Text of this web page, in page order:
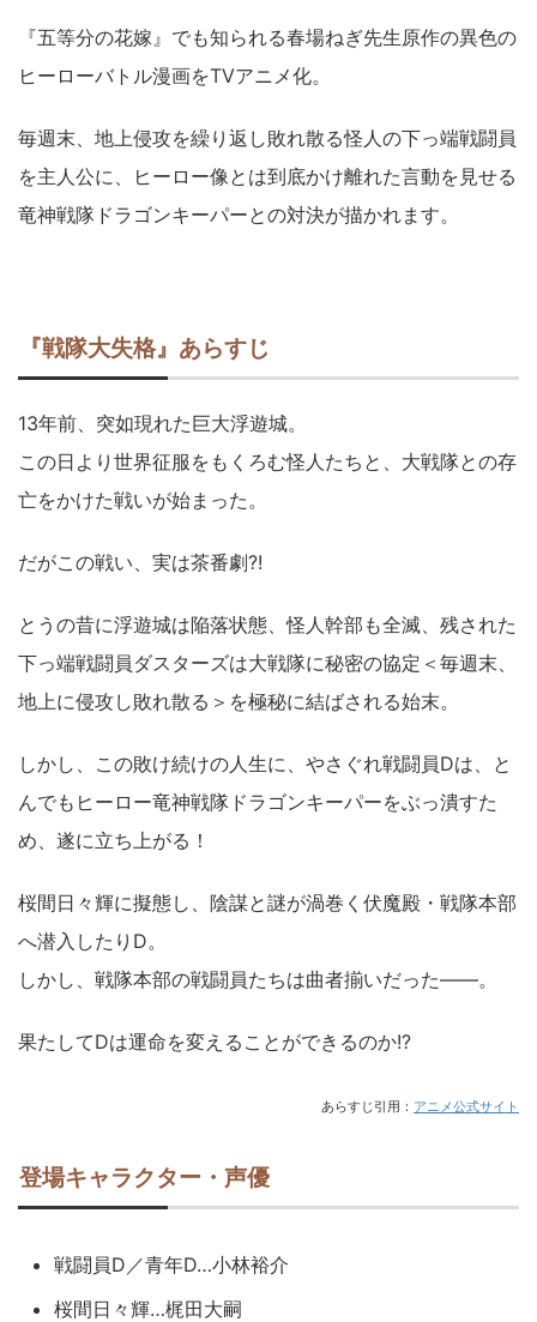
『五等分の花嫁』でも知られる春場ねぎ先生原作の異色の
ヒーローバトル漫画をTVアニメ化。
毎週末、地上侵攻を繰り返し敗れ散る怪人の下っ端戦闘員
を主人公に、ヒーロー像とは到底かけ離れた言動を見せる
竜神戦隊ドラゴンキーパーとの対決が描かれます。
『戦隊大失格』あらすじ
13年前、突如現れた巨大浮遊城。
この日より世界征服をもくろむ怪人たちと、大戦隊との存
亡をかけた戦いが始まった。
だがこの戦い、実は茶番劇?!
とうの昔に浮遊城は陥落状態、怪人幹部も全滅、残された
下っ端戦闘員ダスターズは大戦隊に秘密の協定＜毎週末、
地上に侵攻し敗れ散る＞を極秘に結ばされる始末。
しかし、この敗け続けの人生に、やさぐれ戦闘員Dは、と
んでもヒーロー竜神戦隊ドラゴンキーパーをぶっ潰すた
め、遂に立ち上がる！
桜間日々輝に擬態し、陰謀と謎が渦巻く伏魔殿・戦隊本部
へ潜入したりD。
しかし、戦隊本部の戦闘員たちは曲者揃いだった――。
果たしてDは運命を変えることができるのか!?
あらすじ引用： アニメ公式サイト
登場キャラクター・声優
戦闘員D／青年D…小林裕介
桜間日々輝…梶田大嗣